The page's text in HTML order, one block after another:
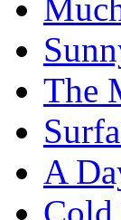
The
A
Cold